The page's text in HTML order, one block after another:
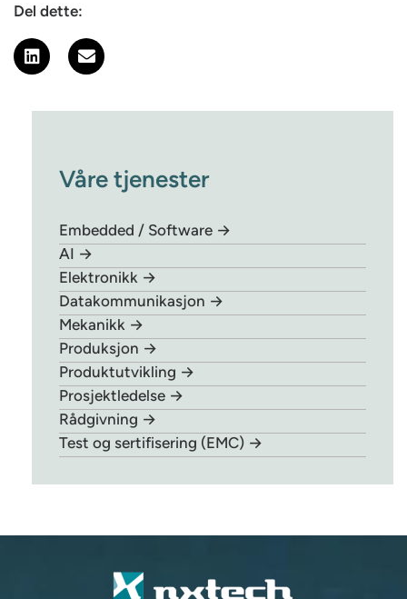
Del dette:
Våre tjenester
Embedded / Software →
AI →
Elektronikk →
Datakommunikasjon →
Mekanikk →
Produksjon →
Produktutvikling →
Prosjektledelse →
Rådgivning →
Test og sertifisering (EMC) →